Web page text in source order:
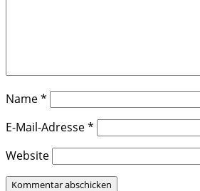
Name*
E-Mail-Adresse*
Website